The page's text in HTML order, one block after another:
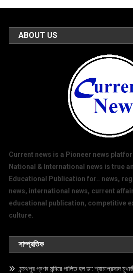
ABOUT US
Current news is a Pioneer news
National & International news is true
Educational Publication for.. news,
news, international news, current
educational publication, competitive
culture.
সাম্প্রতিক
মন্মথপুর প্রণব মন্দিরে পালিত হল ডা: শ্যামাপ্রসাদ